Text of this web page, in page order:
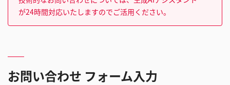
が24時間対応いたしますのでご活用ください。
お問い合わせ フォーム入力